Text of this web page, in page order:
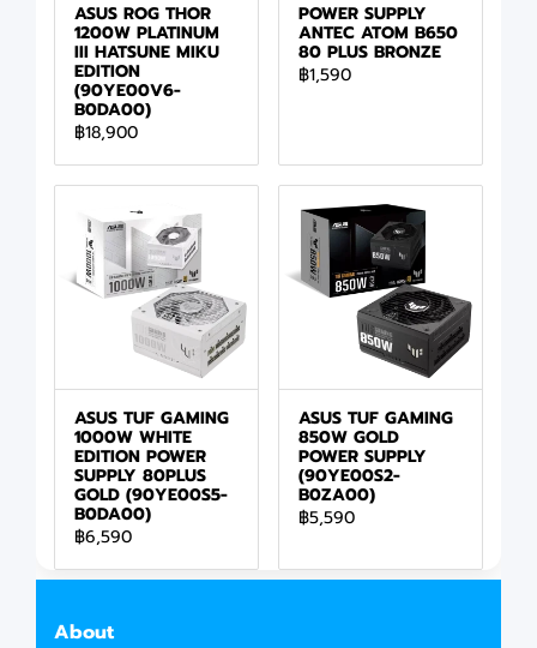
ASUS ROG THOR
1200W PLATINUM
III HATSUNE MIKU
EDITION
(90YE00V6-
B0DA00)
฿18,900
POWER SUPPLY
ANTEC ATOM B650
80 PLUS BRONZE
฿1,590
ASUS TUF GAMING
1000W WHITE
EDITION POWER
SUPPLY 80PLUS
GOLD (90YE00S5-
B0DA00)
฿6,590
ASUS TUF GAMING
850W GOLD
POWER SUPPLY
(90YE00S2-
B0ZA00)
฿5,590
About